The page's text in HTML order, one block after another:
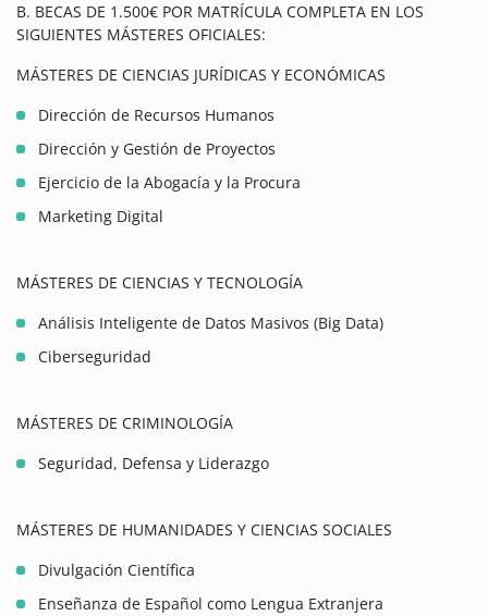
B. BECAS DE 1.500€ POR MATRÍCULA COMPLETA EN LOS
SIGUIENTES MÁSTERES OFICIALES:
MÁSTERES DE CIENCIAS JURÍDICAS Y ECONÓMICAS
Dirección de Recursos Humanos
Dirección y Gestión de Proyectos
Ejercicio de la Abogacía y la Procura
Marketing Digital
MÁSTERES DE CIENCIAS Y TECNOLOGÍA
Análisis Inteligente de Datos Masivos (Big Data)
Ciberseguridad
MÁSTERES DE CRIMINOLOGÍA
Seguridad, Defensa y Liderazgo
MÁSTERES DE HUMANIDADES Y CIENCIAS SOCIALES
Divulgación Científica
Enseñanza de Español como Lengua Extranjera